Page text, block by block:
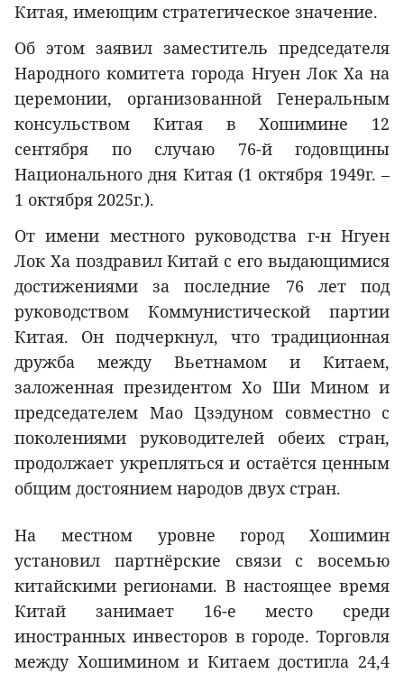
Китая, имеющим стратегическое значение.
Об этом заявил заместитель председателя
Народного комитета города Нгуен Лок Ха на
церемонии, организованной Генеральным
консульством Китая в Хошимине 12
сентября по случаю 76-й годовщины
Национального дня Китая (1 октября 1949г. –
1 октября 2025г.).
От имени местного руководства г-н Нгуен
Лок Ха поздравил Китай с его выдающимися
достижениями за последние 76 лет под
руководством Коммунистической партии
Китая. Он подчеркнул, что традиционная
дружба между Вьетнамом и Китаем,
заложенная президентом Хо Ши Мином и
председателем Мао Цзэдуном совместно с
поколениями руководителей обеих стран,
продолжает укрепляться и остаётся ценным
общим достоянием народов двух стран.
На местном уровне город Хошимин
установил партнёрские связи с восемью
китайскими регионами. В настоящее время
Китай занимает 16-е место среди
иностранных инвесторов в городе. Торговля
между Хошимином и Китаем достигла 24,4